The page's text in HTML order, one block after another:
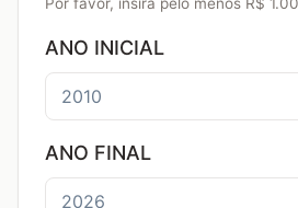
ANO INICIAL
ANO FINAL